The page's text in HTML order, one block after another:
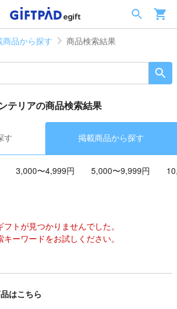
商品から探す 商品検索結果
テリアの商品検索結果
す 掲載商品から探す
3,000〜4,999円 5,000〜9,999円
フトが見つかりませんでした。
キーワードをお試しください。
はこちら